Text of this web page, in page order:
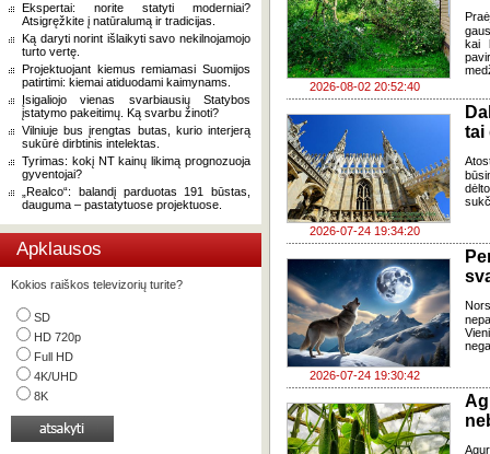
Ekspertai: norite statyti moderniai?
Atsigręžkite į natūralumą ir tradicijas.
Ką daryti norint išlaikyti savo nekilnojamojo
turto vertę.
Projektuojant kiemus remiamasi Suomijos
patirtimi: kiemai atiduodami kaimynams.
Įsigaliojo vienas svarbiausių Statybos
įstatymo pakeitimų. Ką svarbu žinoti?
Vilniuje bus įrengtas butas, kurio interjerą
sukūrė dirbtinis intelektas.
Tyrimas: kokį NT kainų likimą prognozuoja
gyventojai?
„Realco“: balandį parduotas 191 būstas,
dauguma – pastatytuose projektuose.
Apklausos
Kokios raiškos televizorių turite?
SD
HD 720p
Full HD
4K/UHD
8K
2026-08-02 20:52:40
kai
2026-07-24 19:34:20
tai
2026-07-24 19:30:42